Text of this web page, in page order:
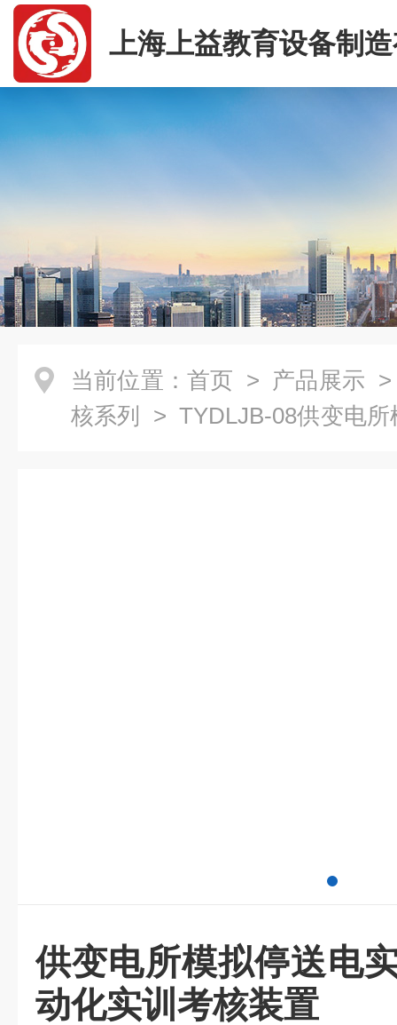
上海上益教育设备制
司
当前位置： 首页 > 产品展示
核系列
> TYDLJB-08供变电
供变电所模拟停送电
动化实训考核装置